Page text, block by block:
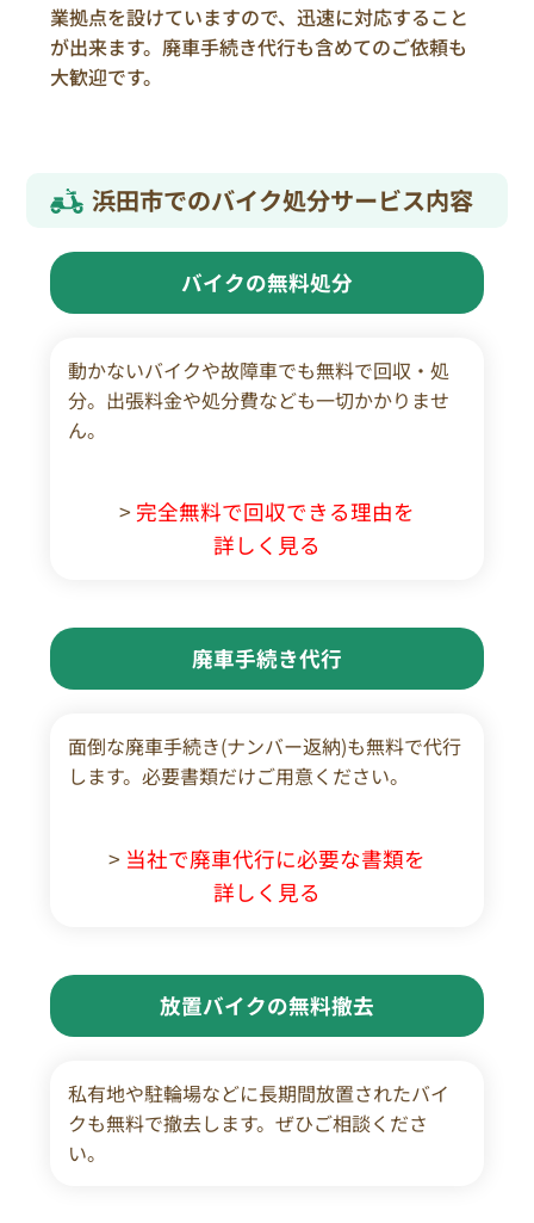
業拠点を設けていますので、迅速に対応すること
が出来ます。廃車手続き代行も含めてのご依頼も
大歓迎です。
浜田市でのバイク処分サービス内容
バイクの無料処分
動かないバイクや故障車でも無料で回収・処
分。出張料金や処分費なども一切かかりませ
ん。
> 完全無料で回収できる理由を
詳しく見る
廃車手続き代行
面倒な廃車手続き(ナンバー返納)も無料で代行
します。必要書類だけご用意ください。
> 当社で廃車代行に必要な書類を
詳しく見る
放置バイクの無料撤去
私有地や駐輪場などに長期間放置されたバイ
クも無料で撤去します。ぜひご相談くださ
い。